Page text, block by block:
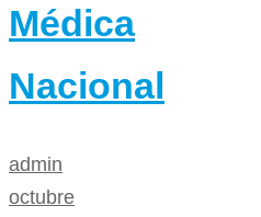
Médica
Nacional
admin
octubre